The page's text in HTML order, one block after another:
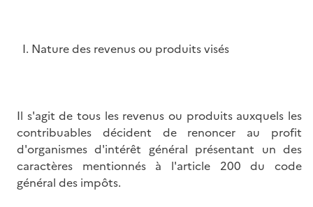
I. Nature des revenus ou produits visés
Il s'agit de tous les revenus ou produits auxquels les
contribuables décident de renoncer au profit
d'organismes d'intérêt général présentant un des
caractères mentionnés à l'article 200 du code
général des impôts.